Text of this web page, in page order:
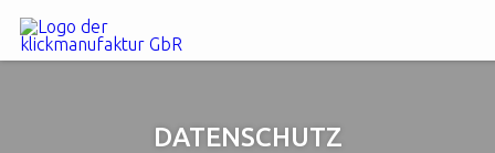
DATENSCHUTZ